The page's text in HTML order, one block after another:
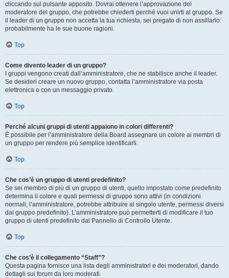
cliccando sul pulsante apposito. Dovrai ottenere l’approvazione del
moderatore del gruppo, che potrebbe chiederti perché vuoi unirti al gruppo. Se
il leader di un gruppo non accetta la tua richiesta, sei pregato di non assillarlo:
probabilmente ha le sue buone ragioni.
Top
Come divento leader di un gruppo?
I gruppi vengono creati dall’amministratore, che ne stabilisce anche il leader.
Se desideri creare un nuovo gruppo, contatta l’amministratore via posta
elettronica o con un messaggio privato.
Top
Perché alcuni gruppi di utenti appaiono in colori differenti?
È possibile per l’amministratore della Board assegnare un colore ai membri di
un gruppo per rendere più semplice identificarli.
Top
Che cos’è un gruppo di utenti predefinito?
Se sei membro di più di un gruppo di utenti, quello impostato come predefinito
determina il colore e quali permessi di gruppo sono attivi (in condizioni
normali; l’amministratore, potrebbe attribuire al singolo utente, permessi diversi
dal gruppo predefinito). L’amministratore può permetterti di modificare il tuo
gruppo di utenti predefinito dal Pannello di Controllo Utente.
Top
Che cos’è il collegamento “Staff”?
Questa pagina fornisce una lista degli amministratori e dei moderatori, dando
dettagli sui forum da loro moderati.